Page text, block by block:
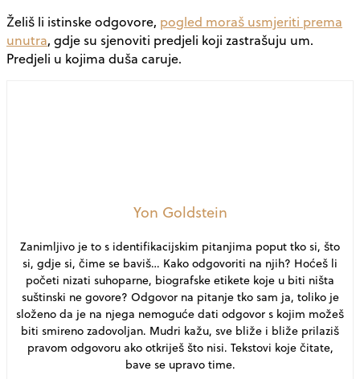
Želiš li istinske odgovore, pogled moraš usmjeriti prema
unutra, gdje su sjenoviti predjeli koji zastrašuju um.
Predjeli u kojima duša caruje.
Yon Goldstein
Zanimljivo je to s identifikacijskim pitanjima poput tko si, što
si, gdje si, čime se baviš… Kako odgovoriti na njih? Hoćeš li
početi nizati suhoparne, biografske etikete koje u biti ništa
suštinski ne govore? Odgovor na pitanje tko sam ja, toliko je
složeno da je na njega nemoguće dati odgovor s kojim možeš
biti smireno zadovoljan. Mudri kažu, sve bliže i bliže prilaziš
pravom odgovoru ako otkriješ što nisi. Tekstovi koje čitate,
bave se upravo time.